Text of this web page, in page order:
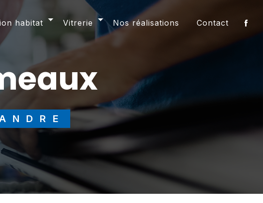
habitat Vitrerie Nos réalisations Contact